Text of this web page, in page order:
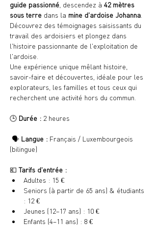
guide passionné , descendez à 42 mètres
sous terre dans la mine d'ardoise Johanna
Découvrez des témoignages saisissants du
travail des ardoisiers et plongez dans
l'histoire passionnante de l'exploitation de
l'ardoise.
Une expérience unique mêlant histoire,
savoir-faire et découvertes, idéale pour les
explorateurs, les familles et tous ceux qui
recherchent une activité hors du commun.
🕒 Durée : 2 heures
🗣️ Langue : Français / Luxembourgeois
(bilingue)
💶 Tarifs d'entrée :
Adultes : 15 €
Seniors (à partir de 65 ans) & étudiants
: 12 €
Jeunes (12–17 ans) : 10 €
Enfants (4–11 ans) : 8 €